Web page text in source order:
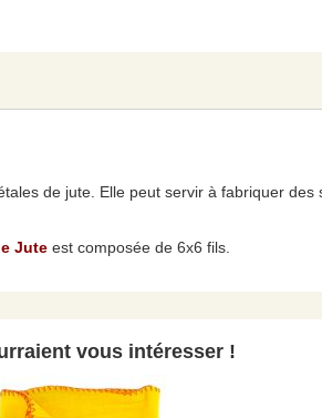
de jute. Elle peut servir à fabriquer
Jute est composée de 6x6 fils.
vous intéresser !